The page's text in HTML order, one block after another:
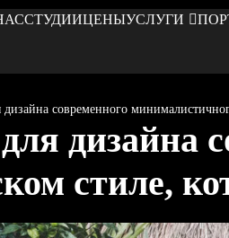
СТУДИИЦЕНЫУСЛУГИ
дизайна современного
дизайна
стиле,